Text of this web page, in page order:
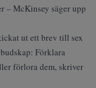
– McKinsey säger upp
ut ett brev till sex
Förklara
förlora dem, skriver